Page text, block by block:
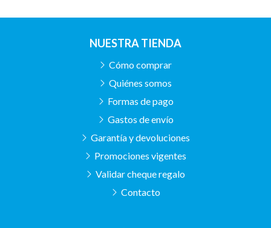
NUESTRA TIENDA
Cómo comprar
Quiénes somos
Formas de pago
Gastos de envío
Garantía y devoluciones
Promociones vigentes
Validar cheque regalo
Contacto